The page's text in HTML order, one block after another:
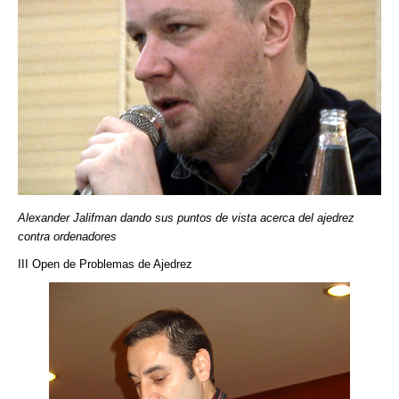
Alexander Jalifman dando sus puntos de vista acerca del ajedrez
contra ordenadores
III Open de Problemas de Ajedrez